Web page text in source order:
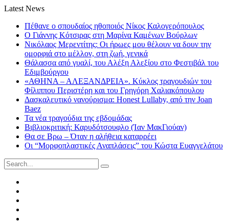
Latest News
Πέθανε ο σπουδαίος ηθοποιός Νίκος Καλογερόπουλος
Ο Γιάννης Κότσιρας στη Μαρίνα Καμένων Βούρλων
Νικόλαος Μερεντίτης: Οι ήρωες μου θέλουν να δουν την
ομορφιά στο μέλλον, στη ζωή, γενικά
Θάλασσα από γυαλί, του Αλέξη Αλεξίου στο Φεστιβάλ του
Εδιμβούργου
«ΑΘΗΝΑ – ΑΛΕΞΑΝΔΡΕΙΑ». Κύκλος τραγουδιών του
Φίλιππου Περιστέρη και του Γρηγόρη Χαλιακόπουλου
Δασκαλευτικό νανούρισμα: Honest Lullaby, από την Joan
Baez
Τα νέα τραγούδια της εβδομάδας
Βιβλιοκριτική: Καρυδότσουφλο (Ίαν ΜακΓιούαν)
Θα σε Βρω – Όταν η αλήθεια καταρρέει
Οι “Μορφοπλαστικές Αναπλάσεις” του Κώστα Ευαγγελάτου
Search
for: